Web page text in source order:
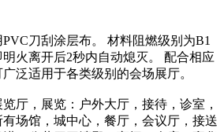
刀刮涂层布。 材料阻燃级别为B1
火离开后2秒内自动熄灭。 配合相应
泛适用于各类级别的会场展厅。
厅，展览：户外大厅，接待，诊室，
场馆，城中心，餐厅，会议厅，接送